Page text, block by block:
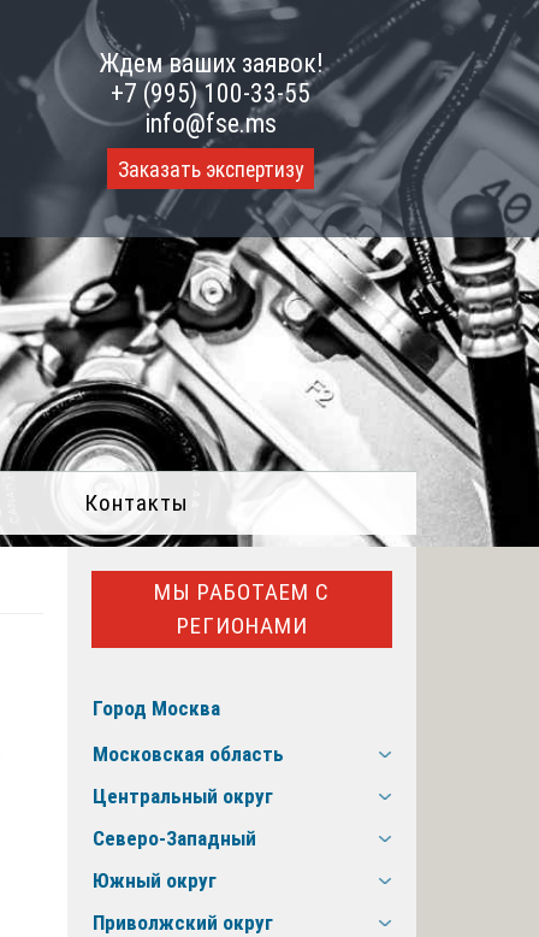
Ждем ваших заявок!
+7 (995) 100-33-55
info@fse.ms
Заказать экспертизу
Контакты
МЫ РАБОТАЕМ С
РЕГИОНАМИ
Город Москва
Московская область
Центральный округ
Северо-Западный
Южный округ
Приволжский округ